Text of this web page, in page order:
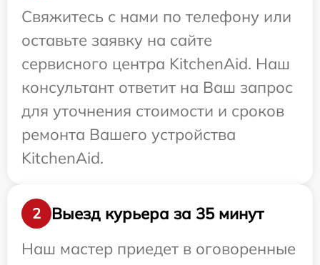
Свяжитесь с нами по телефону или
оставьте заявку на сайте
сервисного центра KitchenAid. Наш
консультант ответит на Ваш запрос
для уточнения стоимости и сроков
ремонта Вашего устройства
KitchenAid.
2
Выезд курьера за 35 минут
Наш мастер приедет в оговоренные